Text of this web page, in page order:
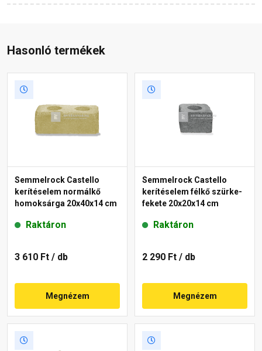
Hasonló termékek
Semmelrock Castello
kerítéselem normálkő
homoksárga 20x40x14 cm
Raktáron
3 610 Ft / db
Megnézem
Semmelrock Castello
kerítéselem félkő szürke-
fekete 20x20x14 cm
Raktáron
2 290 Ft / db
Megnézem